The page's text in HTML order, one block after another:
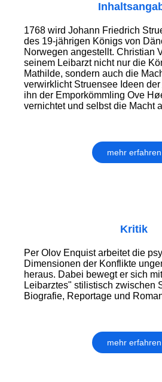
1768 wird Johann Friedrich
des 19-jährigen Königs von
Norwegen angestellt. Christian
seinem Leibarzt nicht nur die
Mathilde, sondern auch die
verwirklicht Struensee Ideen
ihn der Emporkömmling Ove
vernichtet und selbst die Macht
mehr erfahren
Kritik
Per Olov Enquist arbeitet die
Dimensionen der Konflikte
heraus. Dabei bewegt er sich
Leibarztes" stilistisch zwischen
Biografie, Reportage und
mehr erfahren